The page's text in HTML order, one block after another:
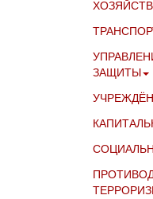
ЗАЩИТЫ